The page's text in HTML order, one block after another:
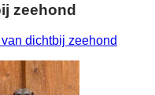
zeehond
dichtbij zeehond